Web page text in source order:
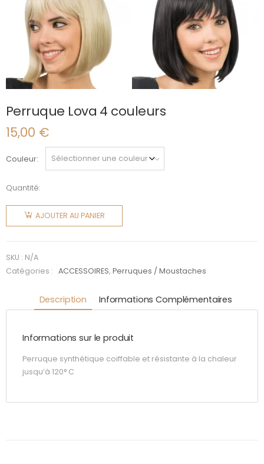
Perruque Lova 4 couleurs
15,00 €
Couleur
Quantité:
quantité
Perruque
couleurs
AJOUTER AU PANIER
SKU : N/A
Catégories :
ACCESSOIRES,Perruques / Moustaches
Description Informations Complémentaires
Informations sur le produit
Perruque synthétique coiffable et résistante à la chaleur
jusqu’à 120° C